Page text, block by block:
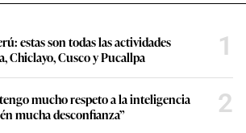
estas son todas las actividades
Chiclayo, Cusco y Pucallpa
1
mucho respeto a la inteligencia
mucha desconfianza”
2